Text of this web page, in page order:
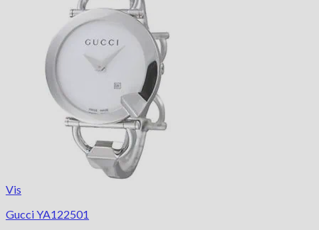
Vis
Gucci YA122501